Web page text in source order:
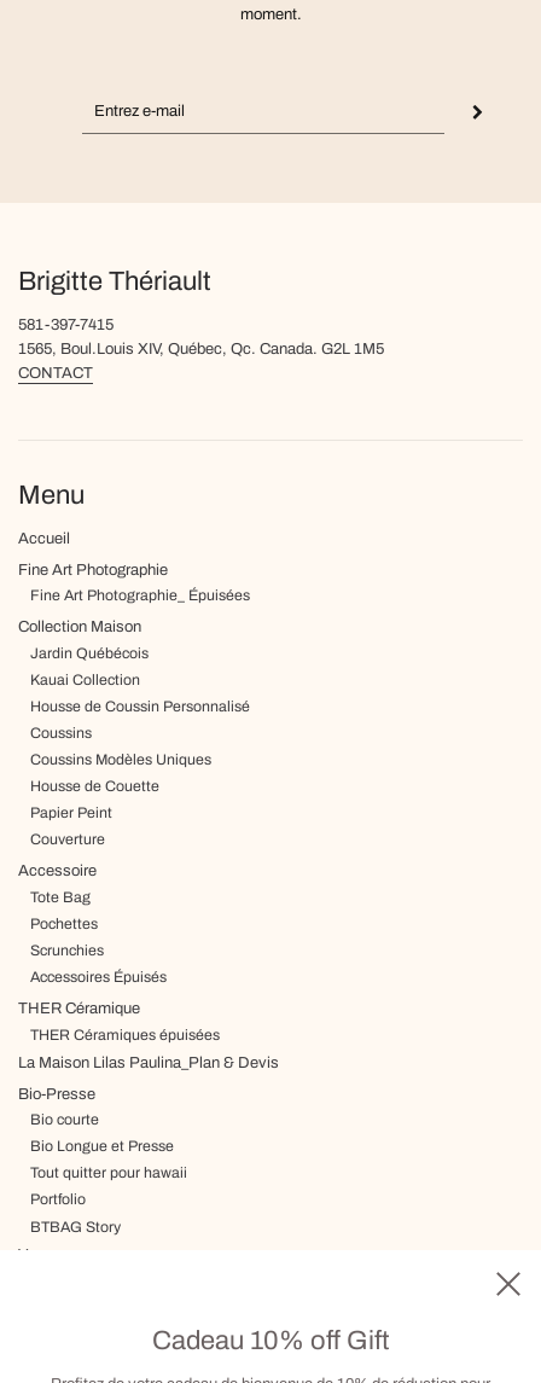
moment.
Brigitte Thériault
581-397-7415
1565, Boul.Louis XIV, Québec, Qc. Canada. G2L 1M5
CONTACT
Menu
Accueil
Fine Art Photographie
Fine Art Photographie_ Épuisées
Collection Maison
Jardin Québécois
Kauai Collection
Housse de Coussin Personnalisé
Coussins
Coussins Modèles Uniques
Housse de Couette
Papier Peint
Couverture
Accessoire
Tote Bag
Pochettes
Scrunchies
Accessoires Épuisés
THER Céramique
THER Céramiques épuisées
La Maison Lilas Paulina_Plan & Devis
Bio-Presse
Bio courte
Bio Longue et Presse
Tout quitter pour hawaii
Portfolio
BTBAG Story
Voyage
Cadeau 10% off Gift